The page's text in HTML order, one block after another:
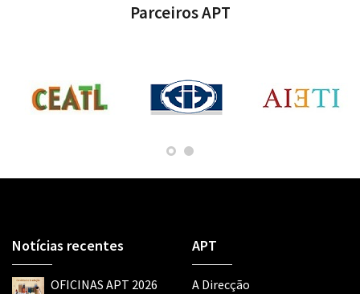
Parceiros APT
Notícias recentes
OFICINAS APT 2026
APT
A Direcção